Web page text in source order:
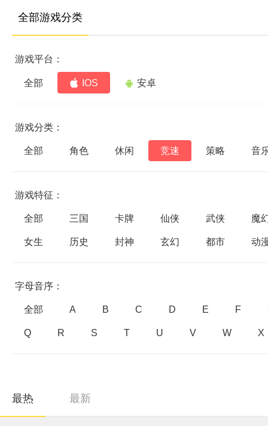
全部游戏分类
游戏平台：
全部 IOS 安卓
游戏分类：
全部 角色 休闲 竞速 策略 音
游戏特征：
全部 三国 卡牌 仙侠 武侠 魔
女生 历史 封神 玄幻 都市 动
字母音序：
全部 A B C D E F
Q R S T U V W X
最热 最新